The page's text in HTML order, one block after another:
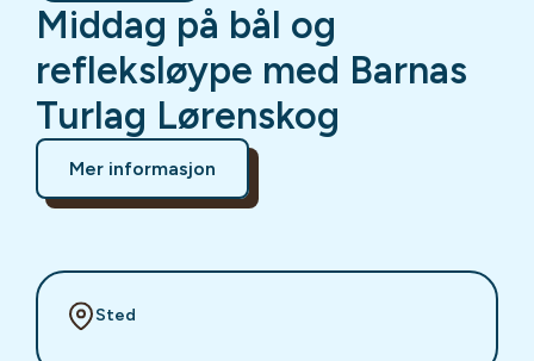
Middag på bål og
refleksløype med Barnas
Turlag Lørenskog
Mer informasjon
Sted